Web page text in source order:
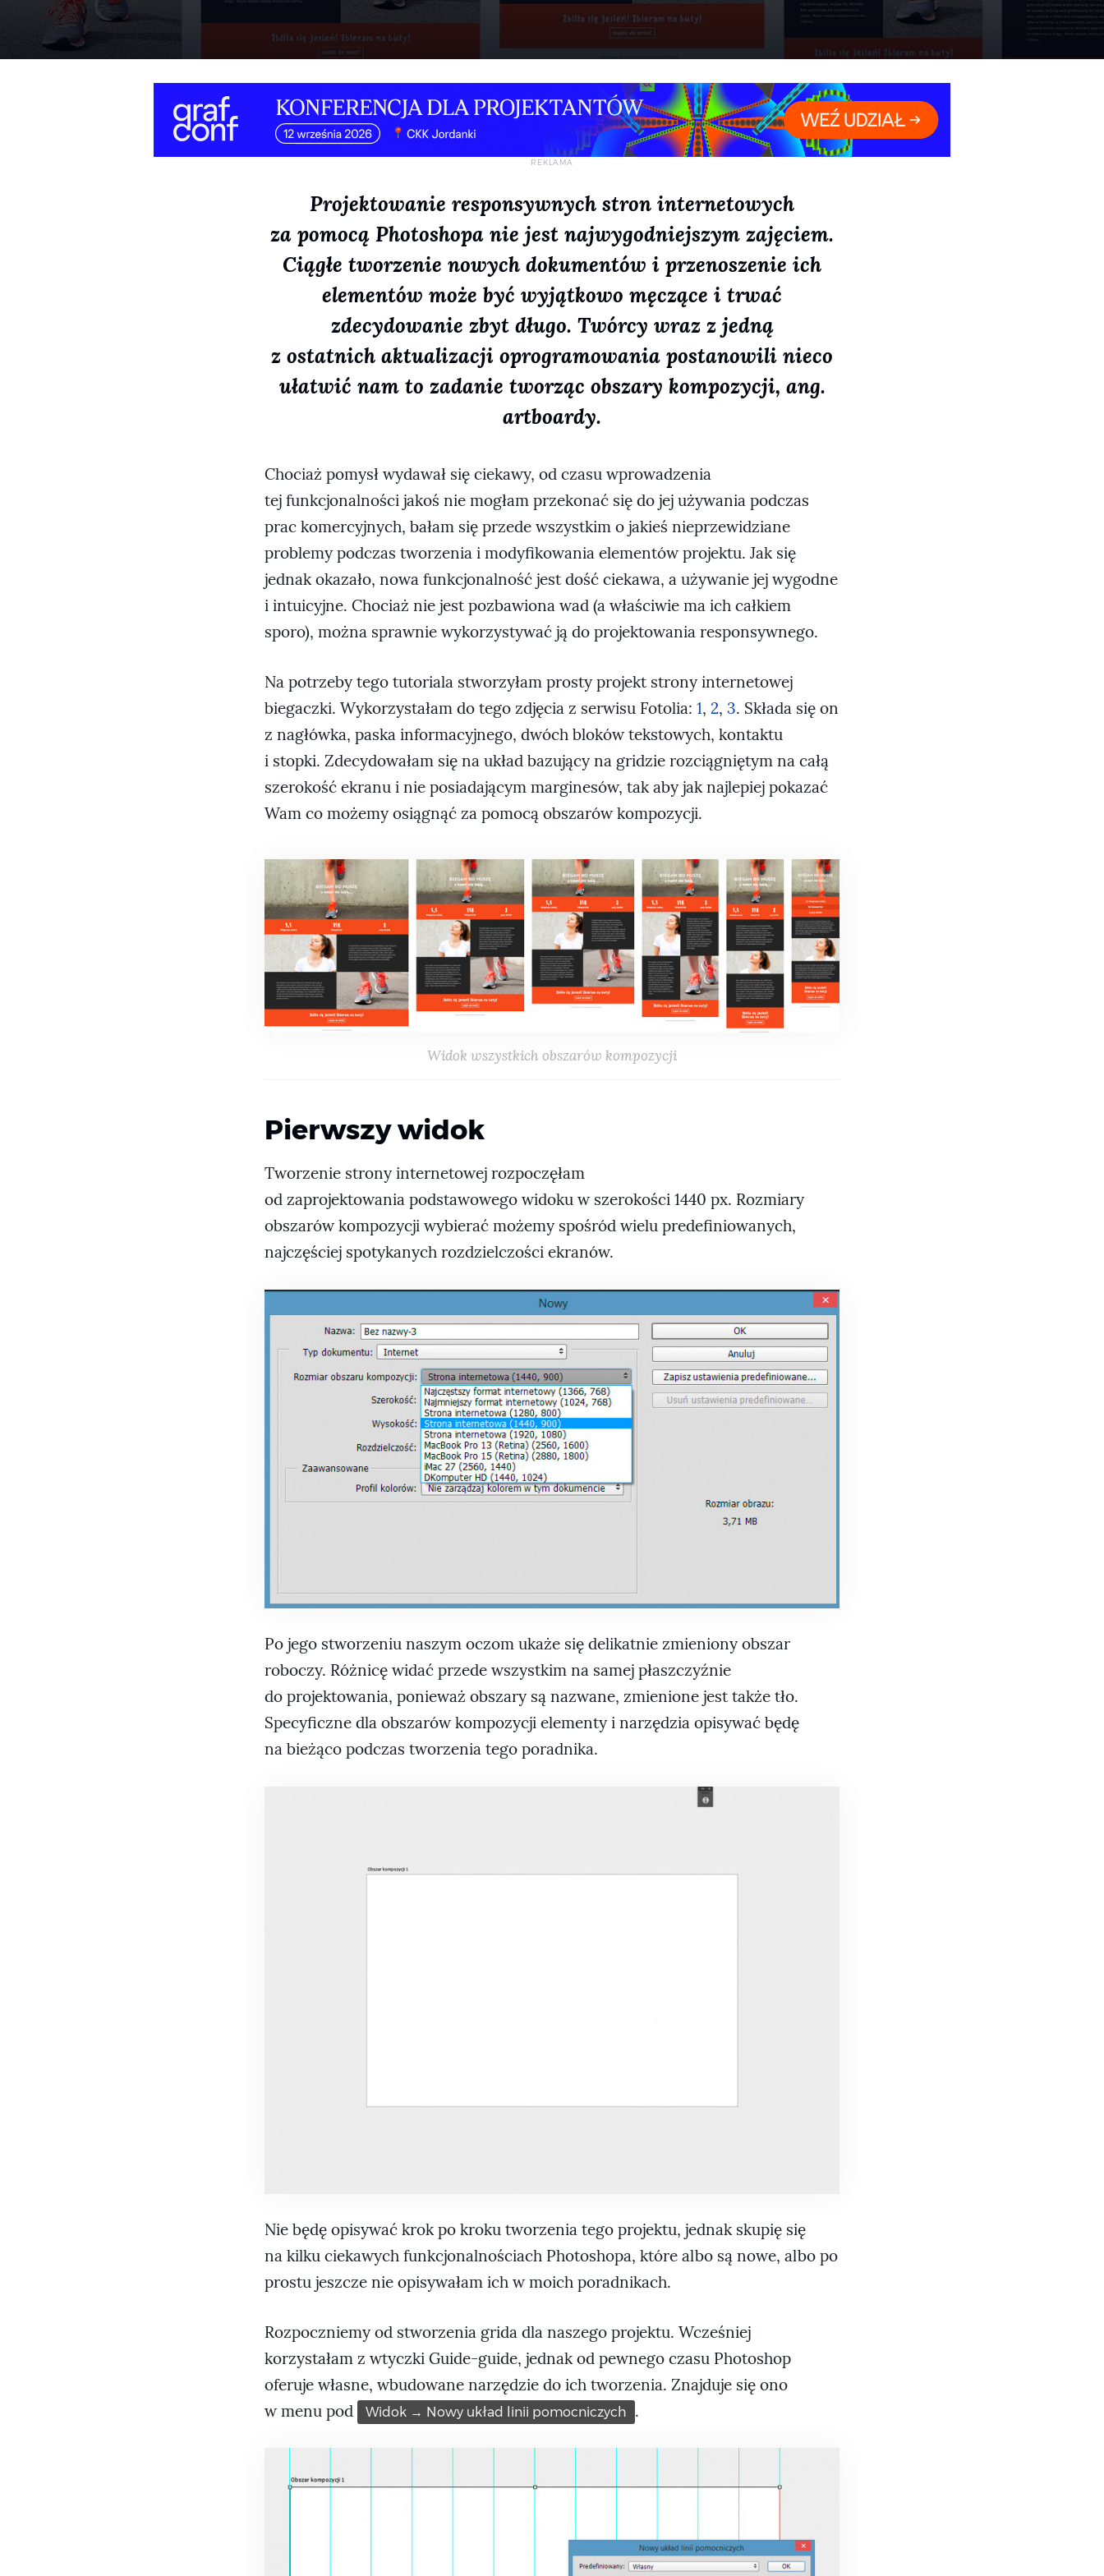
Projektowanie responsywnych stron internetowych
za pomocą Photoshopa nie jest najwygodniejszym zajęciem.
Ciągłe tworzenie nowych dokumentów i przenoszenie ich
elementów może być wyjątkowo męczące i trwać
zdecydowanie zbyt długo. Twórcy wraz z jedną
z ostatnich aktualizacji oprogramowania postanowili nieco
ułatwić nam to zadanie tworząc obszary kompozycji, ang.
artboardy.
Chociaż pomysł wydawał się ciekawy, od czasu wprowadzenia
tej funkcjonalności jakoś nie mogłam przekonać się do jej używania podczas
prac komercyjnych, bałam się przede wszystkim o jakieś nieprzewidziane
problemy podczas tworzenia i modyfikowania elementów projektu. Jak się
jednak okazało, nowa funkcjonalność jest dość ciekawa, a używanie jej wygodne
i intuicyjne. Chociaż nie jest pozbawiona wad (a właściwie ma ich całkiem
sporo), można sprawnie wykorzystywać ją do projektowania responsywnego.
Na potrzeby tego tutoriala stworzyłam prosty projekt strony internetowej
biegaczki. Wykorzystałam do tego zdjęcia z serwisu Fotolia: 1, 2, 3. Składa się on
z nagłówka, paska informacyjnego, dwóch bloków tekstowych, kontaktu
i stopki. Zdecydowałam się na układ bazujący na gridzie rozciągniętym na całą
szerokość ekranu i nie posiadającym marginesów, tak aby jak najlepiej pokazać
Wam co możemy osiągnąć za pomocą obszarów kompozycji.
Widok wszystkich obszarów kompozycji
Pierwszy widok
Tworzenie strony internetowej rozpoczęłam
od zaprojektowania podstawowego widoku w szerokości 1440 px. Rozmiary
obszarów kompozycji wybierać możemy spośród wielu predefiniowanych,
najczęściej spotykanych rozdzielczości ekranów.
Po jego stworzeniu naszym oczom ukaże się delikatnie zmieniony obszar
roboczy. Różnicę widać przede wszystkim na samej płaszczyźnie
do projektowania, ponieważ obszary są nazwane, zmienione jest także tło.
Specyficzne dla obszarów kompozycji elementy i narzędzia opisywać będę
na bieżąco podczas tworzenia tego poradnika.
Nie będę opisywać krok po kroku tworzenia tego projektu, jednak skupię się
na kilku ciekawych funkcjonalnościach Photoshopa, które albo są nowe, albo po
prostu jeszcze nie opisywałam ich w moich poradnikach.
Rozpoczniemy od stworzenia grida dla naszego projektu. Wcześniej
korzystałam z wtyczki Guide-guide, jednak od pewnego czasu Photoshop
oferuje własne, wbudowane narzędzie do ich tworzenia. Znajduje się ono
w menu pod
Widok → Nowy układ linii pomocniczych .